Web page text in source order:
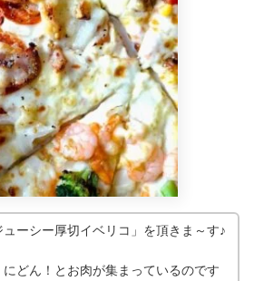
ーシー厚切イベリコ」を頂きま～す♪
どん！とお肉が集まっているのです